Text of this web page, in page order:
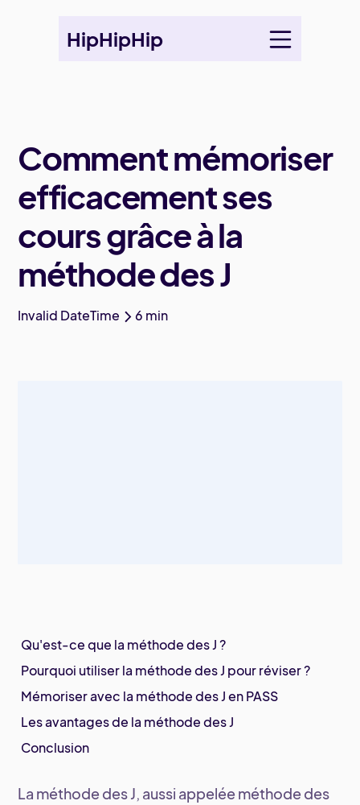
HipHipHip
Comment mémoriser
efficacement ses
cours grâce à la
méthode des J
Invalid DateTime 6 min
Qu'est-ce que la méthode des J ?
Pourquoi utiliser la méthode des J pour réviser ?
Mémoriser avec la méthode des J en PASS
Les avantages de la méthode des J
Conclusion
La méthode des J, aussi appelée méthode des